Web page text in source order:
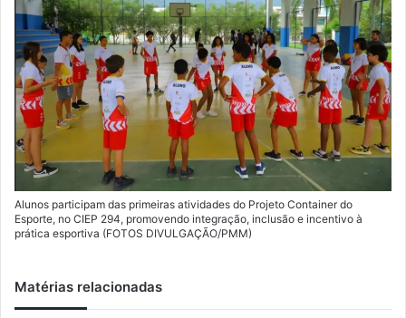
Alunos participam das primeiras atividades do Projeto Container do
Esporte, no CIEP 294, promovendo integração, inclusão e incentivo à
prática esportiva (FOTOS DIVULGAÇÃO/PMM)
Matérias relacionadas